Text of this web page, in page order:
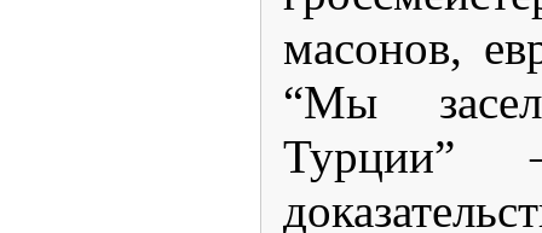
масонов,
“Мы
Турции”